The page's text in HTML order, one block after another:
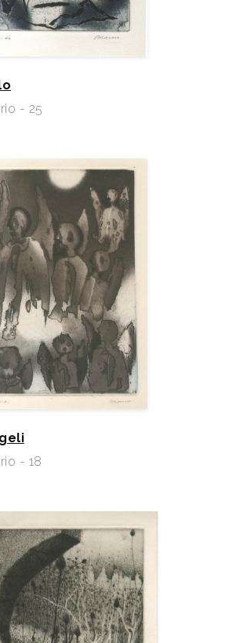
- 25
- 18